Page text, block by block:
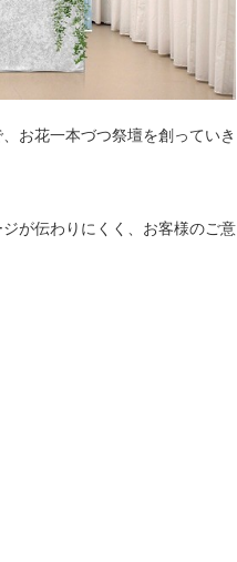
お花一本づつ祭壇を創っていき
が伝わりにくく、お客様のご意